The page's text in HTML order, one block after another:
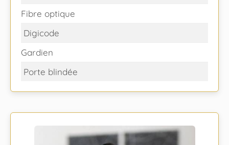
Fibre optique
Digicode
Gardien
Porte blindée